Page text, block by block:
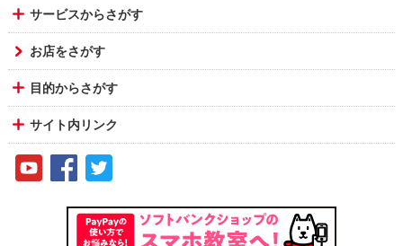
サービスからさがす
お店をさがす
目的からさがす
サイト内リンク